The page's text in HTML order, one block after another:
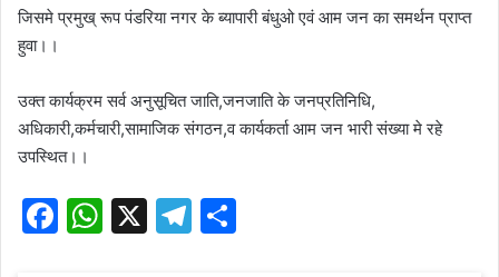
जिसमे प्रमुख् रूप पंडरिया नगर के ब्यापारी बंधुओ एवं आम जन का समर्थन प्राप्त
हुवा।।
उक्त कार्यक्रम सर्व अनुसूचित जाति,जनजाति के जनप्रतिनिधि,
अधिकारी,कर्मचारी,सामाजिक संगठन,व कार्यकर्ता आम जन भारी संख्या मे रहे
उपस्थित।।
F
W X
T